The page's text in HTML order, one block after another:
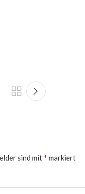
sind mit* markiert